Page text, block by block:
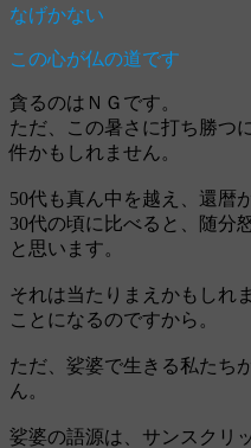
なげかない
この心が仏の道です
貪るのはＮＧです。
ただ、この暑さに打ち勝つ
件かもしれません。
50代も真ん中を越え、還暦
30代の頃に比べると、随分
と思います。
それは当たりまえかもしれ
ことになるのですから。
ただ、娑婆で生きる私たち
ん。
娑婆の語源は、サンスクリ